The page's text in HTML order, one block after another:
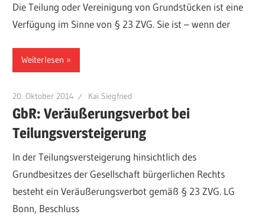
Die Teilung oder Vereinigung von Grundstücken ist eine
Verfügung im Sinne von § 23 ZVG. Sie ist – wenn der
Weiterlesen
20. Oktober 2014 Kai Siegfried
GbR: Veräußerungsverbot bei
Teilungsversteigerung
In der Teilungsversteigerung hinsichtlich des
Grundbesitzes der Gesellschaft bürgerlichen Rechts
besteht ein Veräußerungsverbot gemäß § 23 ZVG. LG
Bonn, Beschluss